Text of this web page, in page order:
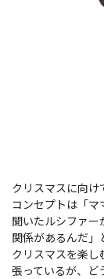
クリスマスに向け
コンセプトは「
聞いたルシファ
関係があるんだ」
クリスマスを楽
張っているが、